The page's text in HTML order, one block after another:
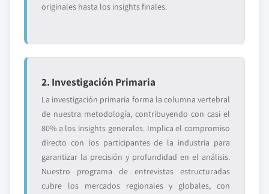
originales hasta los insights finales.
2. Investigación Primaria
La investigación primaria forma la columna vertebral
de nuestra metodología, contribuyendo con casi el
80% a los insights generales. Implica el compromiso
directo con los participantes de la industria para
garantizar la precisión y profundidad en el análisis.
Nuestro programa de entrevistas estructuradas
cubre los mercados regionales y globales, con